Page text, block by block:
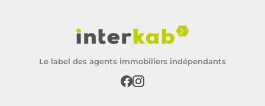
Le label des agents immobiliers indépendants